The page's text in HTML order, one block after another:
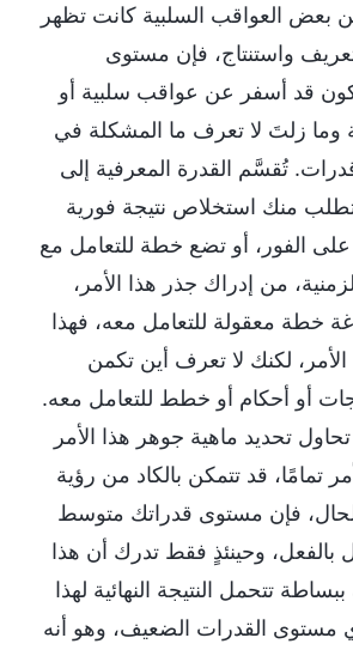
بعض العواقب السلبية كانت تظهر
واستنتاج، فإن مستوى
قد أسفر عن عواقب سلبية أو
وما زلتَ لا تعرف ما المشكلة في
تُقسَّم القدرة المعرفية إلى
منك استخلاص نتيجة فورية
الفور، أو تضع خطة للتعامل مع
من إدراك جذر هذا الأمر،
خطة معقولة للتعامل معه، فهذا
لكنك لا تعرف أين تكمن
أو أحكام أو خطط للتعامل معه.
تحديد ماهية جوهر هذا الأمر
تمامًا، قد تتمكن بالكاد من رؤية
فإن مستوى قدراتك متوسط
بالفعل، وحينئذٍ فقط تدرك أن هذا
تتحمل النتيجة النهائية لهذا
مستوى القدرات الضعيف، وهو أنه